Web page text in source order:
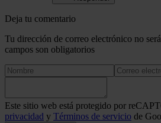
Deja tu comentario
Tu dirección de correo electrónico no
campos son obligatorios
Este sitio web está protegido por
privacidad y Términos de servicio de